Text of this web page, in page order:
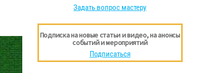
Задать вопрос мастеру
Подписка на новые статьи и видео, на анонсы
событий и мероприятий
Подписаться